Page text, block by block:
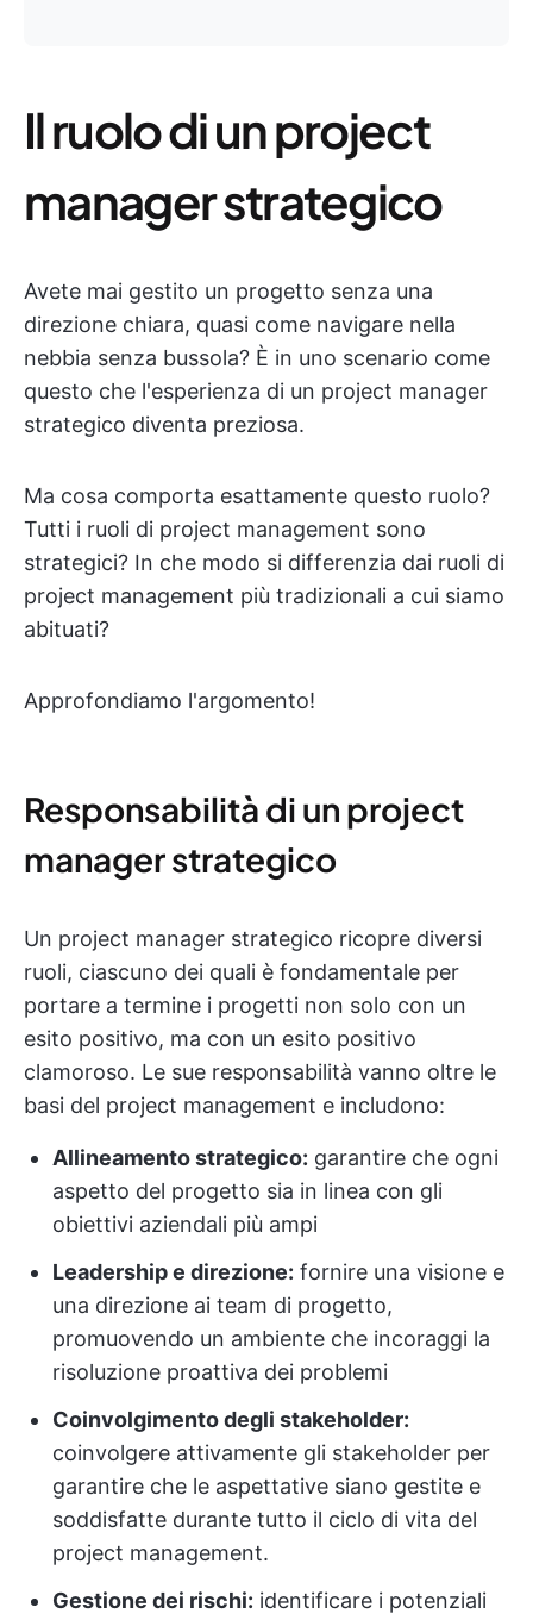
Il ruolo di un project
manager strategico
Avete mai gestito un progetto senza una
direzione chiara, quasi come navigare nella
nebbia senza bussola? È in uno scenario come
questo che l'esperienza di un project manager
strategico diventa preziosa.
Ma cosa comporta esattamente questo ruolo?
Tutti i ruoli di project management sono
strategici? In che modo si differenzia dai ruoli di
project management più tradizionali a cui siamo
abituati?
Approfondiamo l'argomento!
Responsabilità di un project
manager strategico
Un project manager strategico ricopre diversi
ruoli, ciascuno dei quali è fondamentale per
portare a termine i progetti non solo con un
esito positivo, ma con un esito positivo
clamoroso. Le sue responsabilità vanno oltre le
basi del project management e includono:
Allineamento strategico: garantire che ogni
aspetto del progetto sia in linea con gli
obiettivi aziendali più ampi
Leadership e direzione: fornire una visione e
una direzione ai team di progetto,
promuovendo un ambiente che incoraggi la
risoluzione proattiva dei problemi
Coinvolgimento degli stakeholder:
coinvolgere attivamente gli stakeholder per
garantire che le aspettative siano gestite e
soddisfatte durante tutto il ciclo di vita del
project management.
Gestione dei rischi: identificare i potenziali